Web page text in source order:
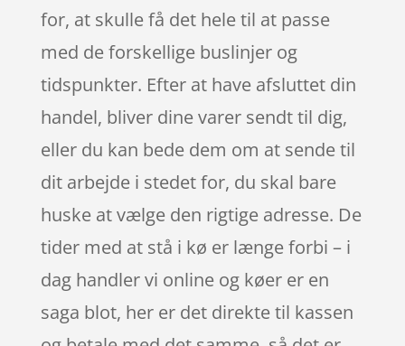
for, at skulle få det hele til at passe
med de forskellige buslinjer og
tidspunkter. Efter at have afsluttet din
handel, bliver dine varer sendt til dig,
eller du kan bede dem om at sende til
dit arbejde i stedet for, du skal bare
huske at vælge den rigtige adresse. De
tider med at stå i kø er længe forbi – i
dag handler vi online og køer er en
saga blot, her er det direkte til kassen